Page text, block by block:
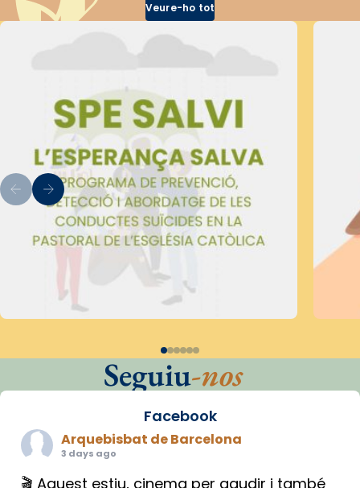
Veure-ho tot
Seguiu-nos
Facebook
Arquebisbat de Barcelona
3 days ago
🎬 Aquest estiu, cinema per gaudir i també